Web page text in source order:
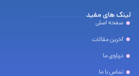
لینک های مفید
صفحه اصلی
آخرین مقالات
درباره‌ی ما
تماس با ما